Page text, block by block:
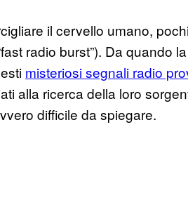
il cervello umano,
radio burst”). Da quando
misteriosi segnali radio
alla ricerca della loro
difficile da spiegare.